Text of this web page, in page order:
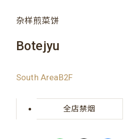
杂样煎菜饼
Botejyu
South AreaB2F
全店禁烟